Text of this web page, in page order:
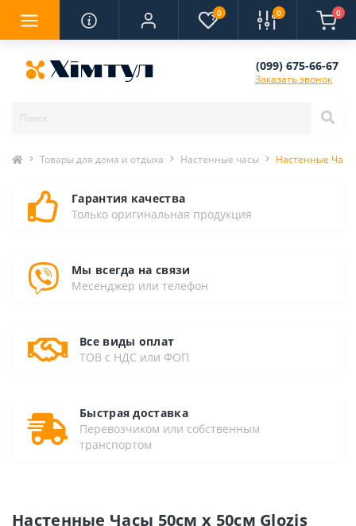
0 0 0
(099) 675-66-67
Заказать звонок
Товары для дома и отдыха Настенные часы Настенные Часы
Гарантия качества
Только оригинальная продукция
Мы всегда на связи
Месенджер или телефон
Все виды оплат
ТОВ с НДС или ФОП
Быстрая доставка
Перевозчиком или собственным
транспортом
Настенные Часы 50см х 50см Glozis